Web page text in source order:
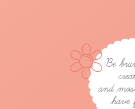
Be
and